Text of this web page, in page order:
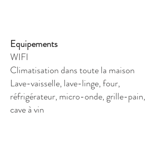
Equipements
WIFI
Climatisation dans toute la maison
Lave-vaisselle, lave-linge, four,
réfrigérateur, micro-onde, grille-pain,
cave à vin